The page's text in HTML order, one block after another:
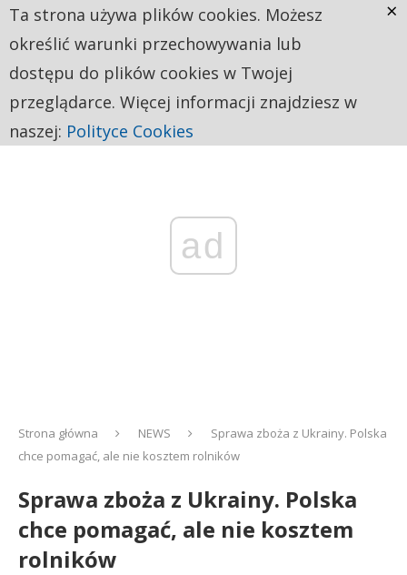
ad
Strona główna NEWS
Sprawa zboża z Ukrainy. Polska
chce pomagać, ale nie kosztem rolników
Sprawa zboża z Ukrainy. Polska
chce pomagać, ale nie kosztem
rolników
Ta strona używa plików cookies. Możesz
określić warunki przechowywania lub
dostępu do plików cookies w Twojej
przeglądarce. Więcej informacji znajdziesz w
naszej: Polityce Cookies
×